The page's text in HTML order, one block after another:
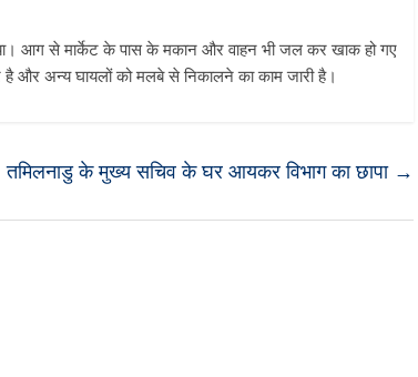
आग से मार्केट के पास के मकान और वाहन भी जल कर खाक हो गए
है और अन्य घायलों को मलबे से निकालने का काम जारी है।
तमिलनाडु के मुख्य सचिव के घर आयकर विभाग का छापा →